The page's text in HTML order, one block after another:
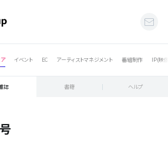
イベント EC アーティストマネジメント 番組制作 IP(映
誌 書籍 ヘルプ